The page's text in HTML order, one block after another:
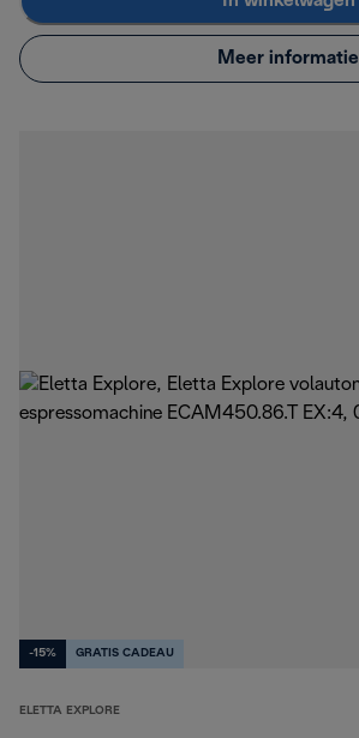
Meer informatie
-15% GRATIS CADEAU
ELETTA EXPLORE